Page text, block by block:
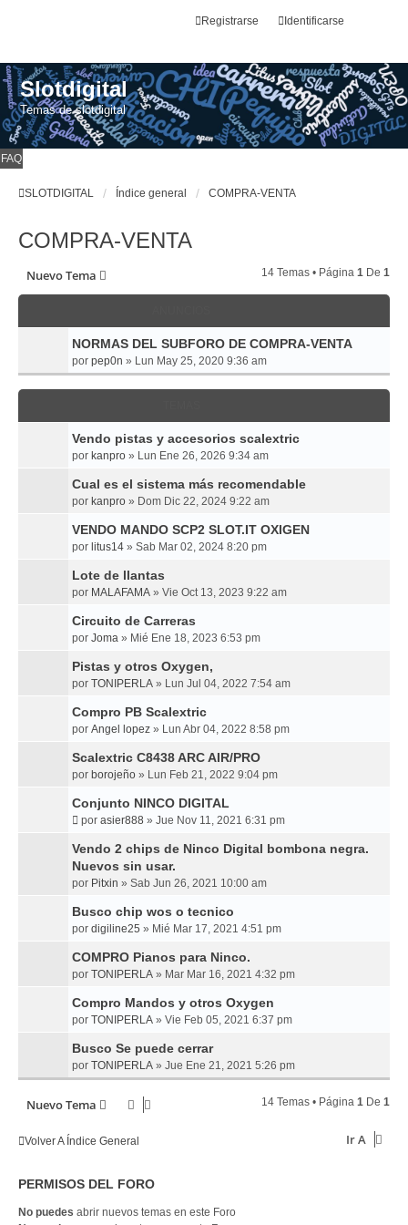
Identificarse
Registrarse
Slotdigital
Temas de slotdigital
FAQ
SLOTDIGITAL Índice general COMPRA-VENTA
COMPRA-VENTA
Nuevo Tema 14 Temas • Página 1 De 1
NORMAS DEL SUBFORO DE COMPRA-VENTA
por pep0n » Lun May 25, 2020 9:36 am
Vendo pistas y accesorios scalextric
por kanpro » Lun Ene 26, 2026 9:34 am
Cual es el sistema más recomendable
por kanpro » Dom Dic 22, 2024 9:22 am
VENDO MANDO SCP2 SLOT.IT OXIGEN
por litus14 » Sab Mar 02, 2024 8:20 pm
Lote de llantas
por MALAFAMA » Vie Oct 13, 2023 9:22 am
Circuito de Carreras
por Joma » Mié Ene 18, 2023 6:53 pm
Pistas y otros Oxygen,
por TONIPERLA » Lun Jul 04, 2022 7:54 am
Compro PB Scalextric
por Angel lopez » Lun Abr 04, 2022 8:58 pm
Scalextric C8438 ARC AIR/PRO
por borojeño » Lun Feb 21, 2022 9:04 pm
Conjunto NINCO DIGITAL
por asier888 » Jue Nov 11, 2021 6:31 pm
Vendo 2 chips de Ninco Digital bombona negra.
Nuevos sin usar.
por Pitxin » Sab Jun 26, 2021 10:00 am
Busco chip wos o tecnico
por digiline25 » Mié Mar 17, 2021 4:51 pm
COMPRO Pianos para Ninco.
por TONIPERLA » Mar Mar 16, 2021 4:32 pm
Compro Mandos y otros Oxygen
por TONIPERLA » Vie Feb 05, 2021 6:37 pm
Busco Se puede cerrar
por TONIPERLA » Jue Ene 21, 2021 5:26 pm
Nuevo Tema 14 Temas • Página 1 De 1
Volver A Índice General Ir A
PERMISOS DEL FORO
No puedes abrir nuevos temas en este Foro